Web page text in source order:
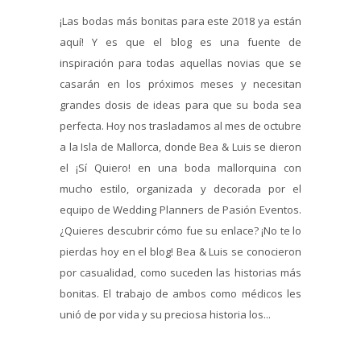
¡Las bodas más bonitas para este 2018 ya están
aquí! Y es que el blog es una fuente de
inspiración para todas aquellas novias que se
casarán en los próximos meses y necesitan
grandes dosis de ideas para que su boda sea
perfecta. Hoy nos trasladamos al mes de octubre
a la Isla de Mallorca, donde Bea & Luis se dieron
el ¡Sí Quiero! en una boda mallorquina con
mucho estilo, organizada y decorada por el
equipo de Wedding Planners de Pasión Eventos.
¿Quieres descubrir cómo fue su enlace? ¡No te lo
pierdas hoy en el blog! Bea & Luis se conocieron
por casualidad, como suceden las historias más
bonitas. El trabajo de ambos como médicos les
unió de por vida y su preciosa historia los...